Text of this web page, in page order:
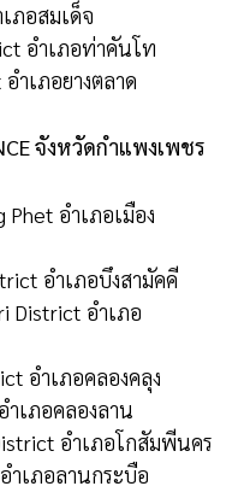
ภอสมเด็จ
อำเภอท่าคันโท
ำเภอยางตลาด
จังหวัดกำแพงเพชร
อำเภอเมือง
อำเภอบึงสามัคคี
District อำเภอ
อำเภอคลองคลุง
เภอคลองลาน
อำเภอโกสัมพีนคร
เภอลานกระบือ